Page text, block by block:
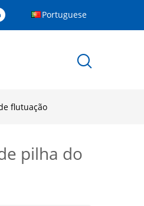
Portuguese
flutuação
pilha do